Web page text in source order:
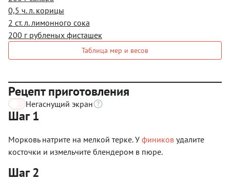
0,5 ч. л. корицы
2 ст. л. лимонного сока
200 г рубленых фисташек
Таблица мер и весов
Рецепт приготовления
Негаснущий экран
Шаг 1
Морковь натрите на мелкой терке. У фиников удалите
косточки и измельчите блендером в пюре.
Шаг 2